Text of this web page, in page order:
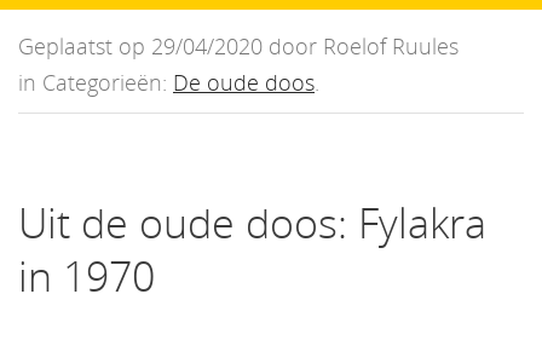
Geplaatst op 29/04/2020 door Roelof Ruules
in Categorieën: De oude doos.
Uit de oude doos: Fylakra
in 1970